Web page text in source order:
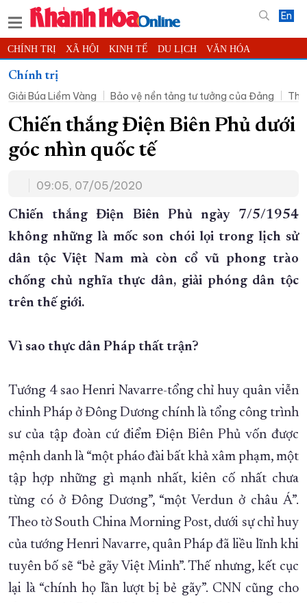
En
CHÍNH TRỊ XÃ HỘI KINH TẾ DU LỊCH VĂN HÓA
THỂ THAO
KHOA HỌC - CÔNG NGHỆ PHÁP LUẬT BẠN ĐỌC PHÓNG SỰ
THẾ GIỚI MULTIMEDIA VIDEO ĐỌC BÁO ONLINE
PODCAST THÔNG TIN - QUẢNG CÁO
TRƯỜNG SA BIỂN ĐẢO QUÊ HƯƠNG
CHUNG TAY CẢI CÁCH HÀNH CHÍNH
XÂY DỰNG NÔNG THÔN MỚI LỊCH CẮT ĐIỆN
TÀU - XE - MÁY BAY
KỶ NIỆM 370 NĂM XÂY DỰNG VÀ PHÁT TRIỂN TỈNH KHÁNH HÒA
KHOẢNH KHẮC ĐẸP XỨ TRẦM
ĐẠI HỘI ĐẢNG CÁC CẤP TRANG CHỦ VỀ BÁO KHÁNH HÒA
Chính trị
Giải Búa Liềm Vàng
Bảo vệ nền tảng tư tưởng của Đảng
Chiến thắng Điện Biên Phủ dưới
góc nhìn quốc tế
09:05, 07/05/2020
Chiến thắng Điện Biên Phủ ngày 7/5/1954
không những là mốc son chói lọi trong lịch sử
dân tộc Việt Nam mà còn cổ vũ phong trào
chống chủ nghĩa thực dân, giải phóng dân tộc
trên thế giới.
Vì sao thực dân Pháp thất trận?
Tướng 4 sao Henri Navarre-tổng chỉ huy quân viễn
chinh Pháp ở Đông Dương chính là tổng công trình
sư của tập đoàn cứ điểm Điện Biên Phủ vốn được
mệnh danh là “một pháo đài bất khả xâm phạm, một
tập hợp những gì mạnh nhất, kiên cố nhất chưa
từng có ở Đông Dương”, “một Verdun ở châu Á”.
Theo tờ South China Morning Post, dưới sự chỉ huy
của tướng Henri Navarre, quân Pháp đã liều lĩnh khi
tuyên bố sẽ “bẻ gãy Việt Minh”. Thế nhưng, kết cục
lại là “chính họ lần lượt bị bẻ gãy”. CNN cũng cho